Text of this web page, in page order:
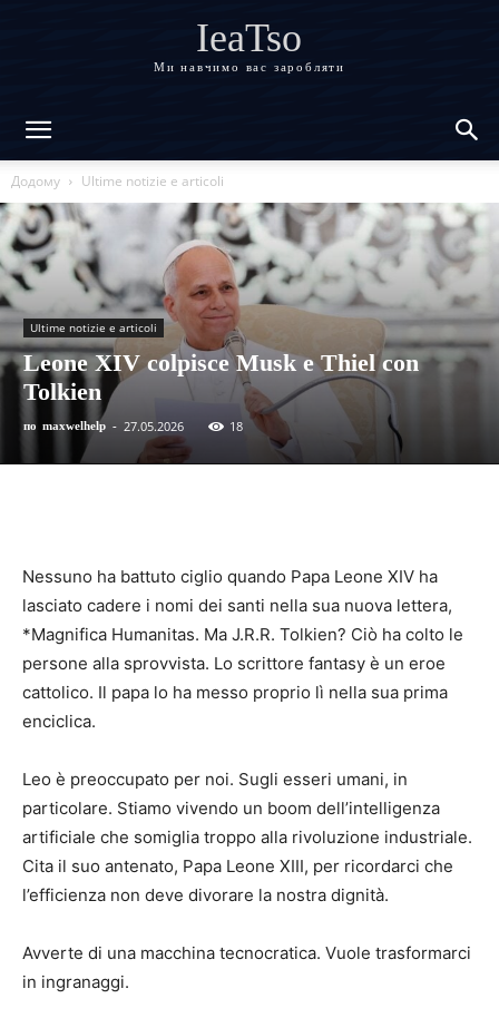
IeaTso
Ми навчимо вас заробляти
Додому Ultime notizie e articoli
Ultime notizie e articoli
Leone XIV colpisce Musk e Thiel con
Tolkien
по maxwelhelp - 27.05.2026 18
Nessuno ha battuto ciglio quando Papa Leone XIV ha
lasciato cadere i nomi dei santi nella sua nuova lettera,
*Magnifica Humanitas. Ma J.R.R. Tolkien? Ciò ha colto le
persone alla sprovvista. Lo scrittore fantasy è un eroe
cattolico. Il papa lo ha messo proprio lì nella sua prima
enciclica.
Leo è preoccupato per noi. Sugli esseri umani, in
particolare. Stiamo vivendo un boom dell’intelligenza
artificiale che somiglia troppo alla rivoluzione industriale.
Cita il suo antenato, Papa Leone XIII, per ricordarci che
l’efficienza non deve divorare la nostra dignità.
Avverte di una macchina tecnocratica. Vuole trasformarci
in ingranaggi.